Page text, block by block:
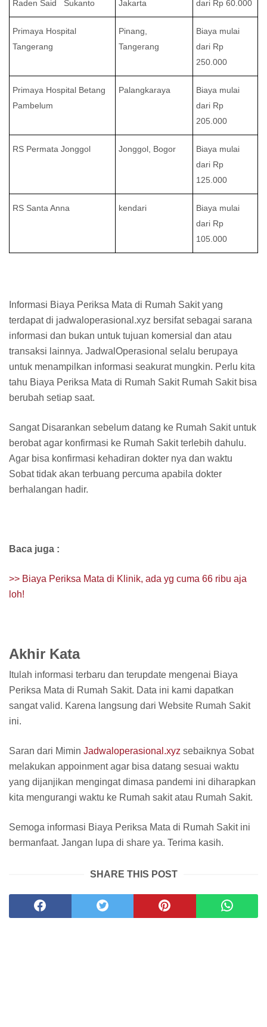
Raden Said Sukanto
Jakarta
dari Rp 60.000
Primaya Hospital
Tangerang
Pinang,
Tangerang
Biaya mulai
dari Rp
250.000
Primaya Hospital Betang
Pambelum
Palangkaraya
Biaya mulai
dari Rp
205.000
RS Permata Jonggol Jonggol, Bogor
Biaya mulai
dari Rp
125.000
RS Santa Anna kendari
Biaya mulai
dari Rp
105.000
Informasi Biaya Periksa Mata di Rumah Sakit yang
terdapat di jadwaloperasional.xyz bersifat sebagai sarana
informasi dan bukan untuk tujuan komersial dan atau
transaksi lainnya. JadwalOperasional selalu berupaya
untuk menampilkan informasi seakurat mungkin. Perlu kita
tahu Biaya Periksa Mata di Rumah Sakit Rumah Sakit bisa
berubah setiap saat.
Sangat Disarankan sebelum datang ke Rumah Sakit untuk
berobat agar konfirmasi ke Rumah Sakit terlebih dahulu.
Agar bisa konfirmasi kehadiran dokter nya dan waktu
Sobat tidak akan terbuang percuma apabila dokter
berhalangan hadir.
Baca juga :
>> Biaya Periksa Mata di Klinik, ada yg cuma 66 ribu aja
loh!
Akhir Kata
Itulah informasi terbaru dan terupdate mengenai Biaya
Periksa Mata di Rumah Sakit. Data ini kami dapatkan
sangat valid. Karena langsung dari Website Rumah Sakit
ini.
Saran dari Mimin Jadwaloperasional.xyz sebaiknya Sobat
melakukan appoinment agar bisa datang sesuai waktu
yang dijanjikan mengingat dimasa pandemi ini diharapkan
kita mengurangi waktu ke Rumah sakit atau Rumah Sakit.
Semoga informasi Biaya Periksa Mata di Rumah Sakit ini
bermanfaat. Jangan lupa di share ya. Terima kasih.
SHARE THIS POST